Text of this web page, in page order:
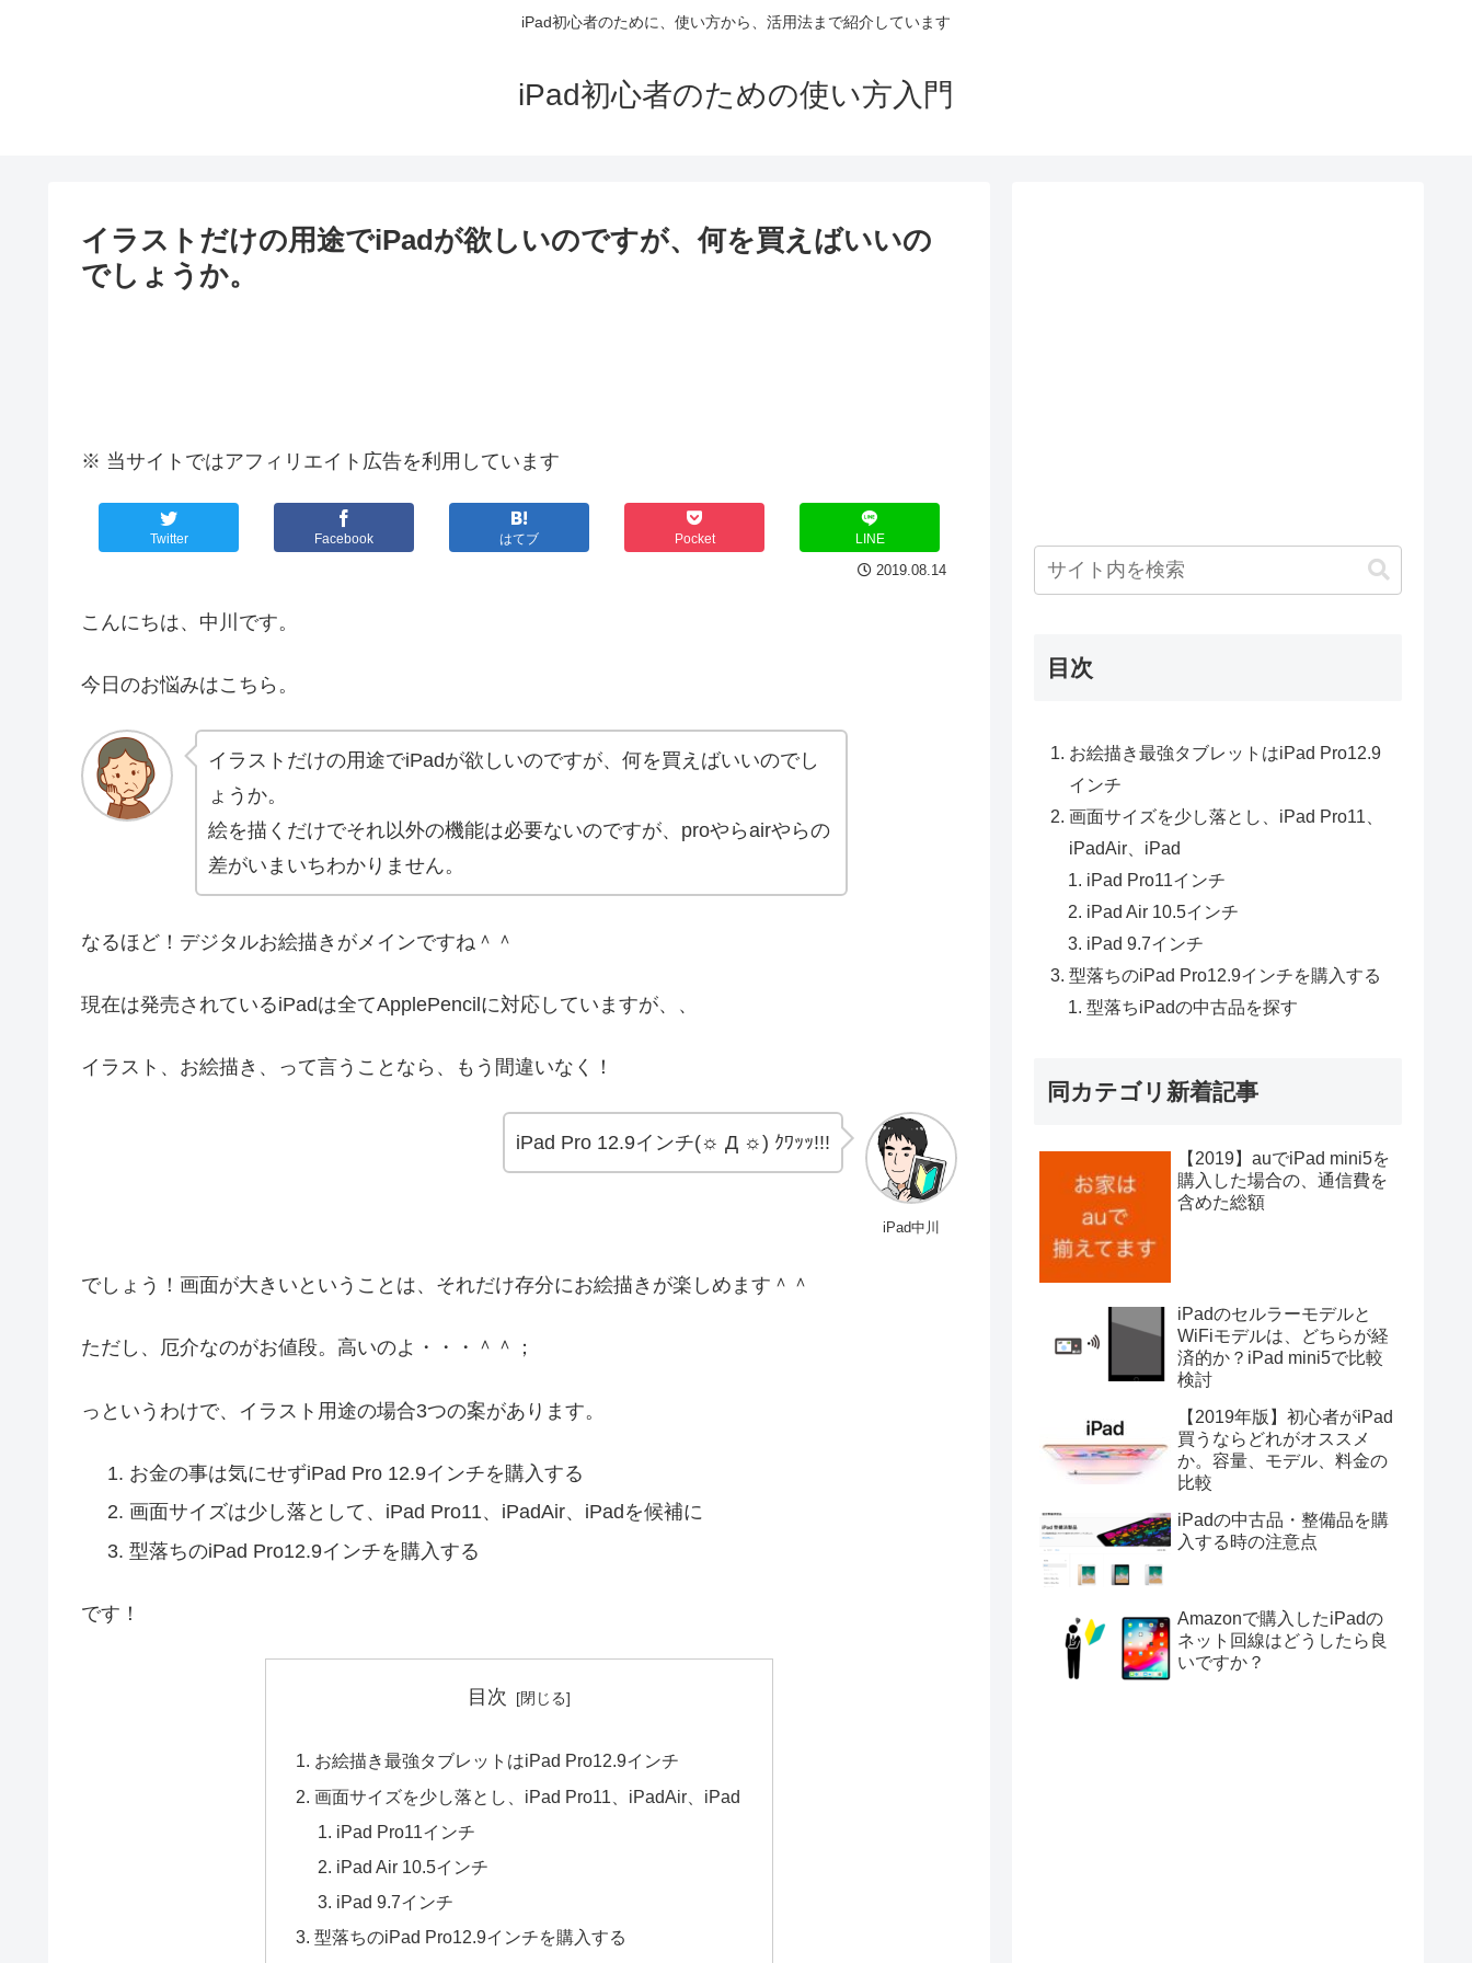
iPad初心者のために、使い方から、活用法まで紹介しています
iPad初心者のための使い方入門
イラストだけの用途でiPadが欲しいのですが、何を買えばいいの
でしょうか。
※ 当サイトではアフィリエイト広告を利用しています
Twitter Facebook はてブ Pocket LINE
2019.08.14
こんにちは、中川です。
今日のお悩みはこちら。
イラストだけの用途でiPadが欲しいのですが、何を買えばいいのでし
ょうか。
絵を描くだけでそれ以外の機能は必要ないのですが、proやらairやらの
差がいまいちわかりません。
なるほど！デジタルお絵描きがメインですね＾＾
現在は発売されているiPadは全てApplePencilに対応していますが、、
イラスト、お絵描き、って言うことなら、もう間違いなく！
iPad中川
iPad Pro 12.9インチ(☼ Д ☼) ｸﾜｯｯ!!!
でしょう！画面が大きいということは、それだけ存分にお絵描きが楽しめます＾＾
ただし、厄介なのがお値段。高いのよ・・・＾＾；
っというわけで、イラスト用途の場合3つの案があります。
お金の事は気にせずiPad Pro 12.9インチを購入する
画面サイズは少し落として、iPad Pro11、iPadAir、iPadを候補に
型落ちのiPad Pro12.9インチを購入する
です！
目次
お絵描き最強タブレットはiPad Pro12.9インチ
画面サイズを少し落とし、iPad Pro11、iPadAir、iPad
iPad Pro11インチ
iPad Air 10.5インチ
iPad 9.7インチ
型落ちのiPad Pro12.9インチを購入する
目次
お絵描き最強タブレットはiPad Pro12.9
インチ
画面サイズを少し落とし、iPad Pro11、
iPadAir、iPad
iPad Pro11インチ
iPad Air 10.5インチ
iPad 9.7インチ
型落ちのiPad Pro12.9インチを購入する
型落ちiPadの中古品を探す
同カテゴリ新着記事
【2019】auでiPad mini5を
購入した場合の、通信費を
含めた総額
iPadのセルラーモデルと
WiFiモデルは、どちらが経
済的か？iPad mini5で比較
検討
【2019年版】初心者がiPad
買うならどれがオススメ
か。容量、モデル、料金の
比較
iPadの中古品・整備品を購
入する時の注意点
Amazonで購入したiPadの
ネット回線はどうしたら良
いですか？